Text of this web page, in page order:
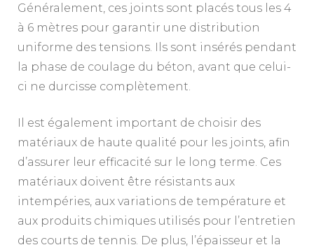
Généralement, ces joints sont placés tous les 4
à 6 mètres pour garantir une distribution
uniforme des tensions. Ils sont insérés pendant
la phase de coulage du béton, avant que celui-
ci ne durcisse complètement.
Il est également important de choisir des
matériaux de haute qualité pour les joints, afin
d’assurer leur efficacité sur le long terme. Ces
matériaux doivent être résistants aux
intempéries, aux variations de température et
aux produits chimiques utilisés pour l’entretien
des courts de tennis. De plus, l’épaisseur et la